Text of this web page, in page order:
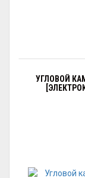
УГЛОВОЙ